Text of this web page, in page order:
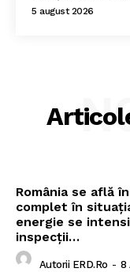
5 august 2026
România se află
complet în
energie se
inspecții…
Autorii ERD.ro - 8